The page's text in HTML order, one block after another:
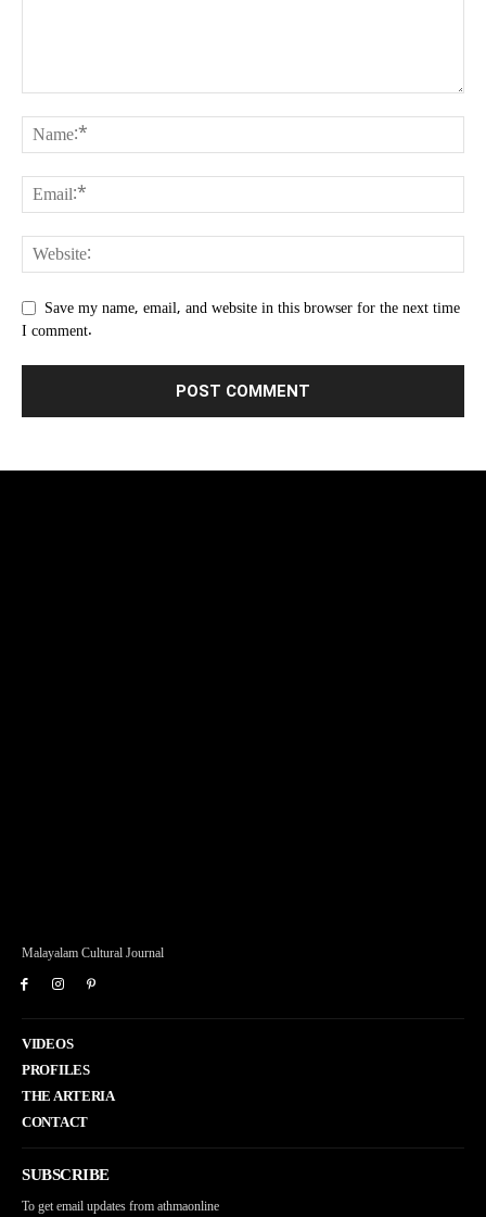
Save my name, email, and website in this browser for the next time
I comment.
Malayalam Cultural Journal
VIDEOS
PROFILES
THE ARTERIA
CONTACT
SUBSCRIBE
To get email updates from athmaonline